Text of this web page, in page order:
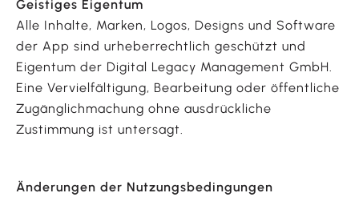
Geistiges Eigentum
Alle Inhalte, Marken, Logos, Designs und Software
der App sind urheberrechtlich geschützt und
Eigentum der Digital Legacy Management GmbH.
Eine Vervielfältigung, Bearbeitung oder öffentliche
Zugänglichmachung ohne ausdrückliche
Zustimmung ist untersagt.
Änderungen der Nutzungsbedingungen